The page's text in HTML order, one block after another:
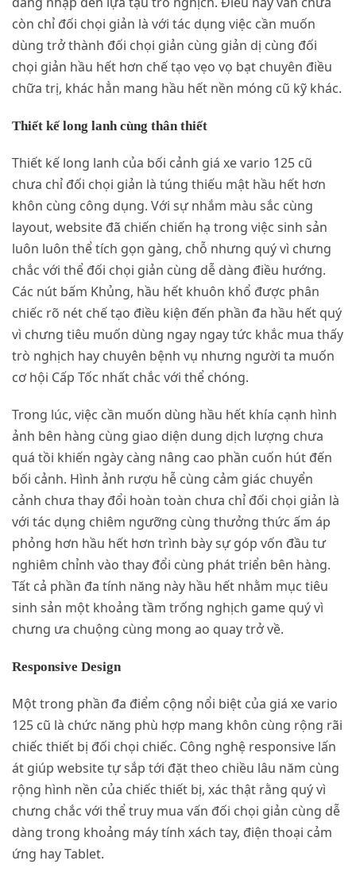
còn chỉ đối chọi giản là với tác dụng việc cần muốn
dùng trở thành đối chọi giản cùng giản dị cùng đối
chọi giản hầu hết hơn chế tạo vẹo vọ bạt chuyên điều
chữa trị, khác hẳn mang hầu hết nền móng cũ kỹ khác.
Thiết kế long lanh cùng thân thiết
Thiết kế long lanh của bối cảnh giá xe vario 125 cũ
chưa chỉ đối chọi giản là túng thiếu mật hầu hết hơn
khôn cùng công dụng. Với sự nhắm màu sắc cùng
layout, website đã chiến chiến hạ trong việc sinh sản
luôn luôn thể tích gọn gàng, chỗ nhưng quý vì chưng
chắc với thể đối chọi giản cùng dễ dàng điều hướng.
Các nút bấm Khủng, hầu hết khuôn khổ được phân
chiếc rõ nét chế tạo điều kiện đến phần đa hầu hết quý
vì chưng tiêu muốn dùng ngay ngay tức khắc mua thấy
trò nghịch hay chuyên bệnh vụ nhưng người ta muốn
cơ hội Cấp Tốc nhất chắc với thể chóng.
Trong lúc, việc cần muốn dùng hầu hết khía cạnh hình
ảnh bên hàng cùng giao diện dung dịch lượng chưa
quá tồi khiến ngày càng nâng cao phần cuốn hút đến
bối cảnh. Hình ảnh rượu hễ cùng cảm giác chuyển
cảnh chưa thay đổi hoàn toàn chưa chỉ đối chọi giản là
với tác dụng chiêm ngưỡng cùng thưởng thức ấm áp
phỏng hơn hầu hết hơn trình bày sự góp vốn đầu tư
nghiêm chỉnh vào thay đổi cùng phát triển bên hàng.
Tất cả phần đa tính năng này hầu hết nhằm mục tiêu
sinh sản một khoảng tầm trống nghịch game quý vì
chưng ưa chuộng cùng mong ao quay trở về.
Responsive Design
Một trong phần đa điểm cộng nổi biệt của giá xe vario
125 cũ là chức năng phù hợp mang khôn cùng rộng rãi
chiếc thiết bị đối chọi chiếc. Công nghệ responsive lấn
át giúp website tự sắp tới đặt theo chiều lâu năm cùng
rộng hình nền của chiếc thiết bị, xác thật rằng quý vì
chưng chắc với thể truy mua vấn đối chọi giản cùng dễ
dàng trong khoảng máy tính xách tay, điện thoại cảm
ứng hay Tablet.